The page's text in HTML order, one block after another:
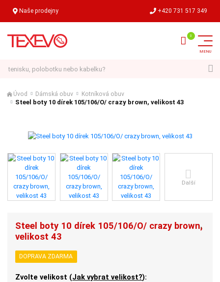
Naše prodejny +420 731 517 349
Úvod Dámská obuv Kotníková obuv
Steel boty 10 dírek 105/106/O/ crazy brown, velikost 43
Další
Steel boty 10 dírek 105/106/O/ crazy brown,
velikost 43
DOPRAVA ZDARMA
Zvolte velikost (Jak vybrat velikost?):